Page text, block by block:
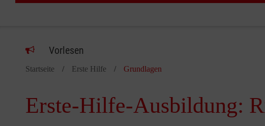
Vorlesen
Startseite Erste Hilfe Grundlagen
Erste-Hilfe-Ausbildung: